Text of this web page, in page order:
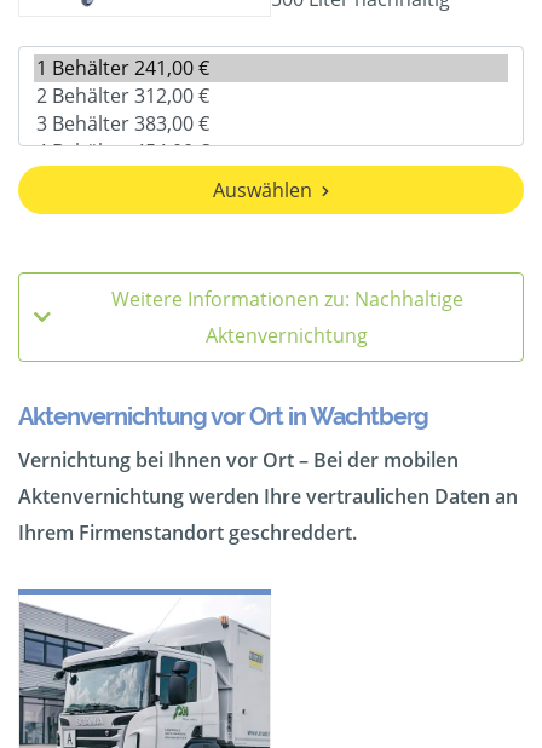
Auswählen
Weitere Informationen zu: Nachhaltige
Aktenvernichtung
Aktenvernichtung vor Ort in Wachtberg
Vernichtung bei Ihnen vor Ort – Bei der mobilen
Aktenvernichtung werden Ihre vertraulichen Daten an
Ihrem Firmenstandort geschreddert.